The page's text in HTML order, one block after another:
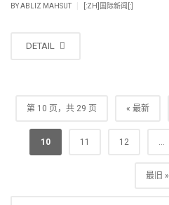
BYABLIZ MAHSUT [:ZH]国际新闻[:]
DETAIL
第 10 页，共 29 页 « 最新
10 11 12 ...
最旧 »